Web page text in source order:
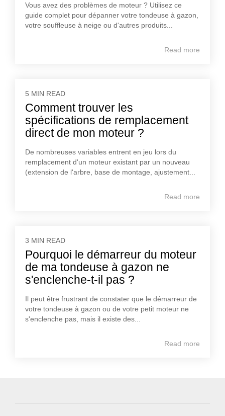
Vous avez des problèmes de moteur ? Utilisez ce
guide complet pour dépanner votre tondeuse à gazon,
votre souffleuse à neige ou d'autres produits...
Read more
5 MIN READ
Comment trouver les
spécifications de remplacement
direct de mon moteur ?
De nombreuses variables entrent en jeu lors du
remplacement d'un moteur existant par un nouveau
(extension de l'arbre, base de montage, ajustement...
Read more
3 MIN READ
Pourquoi le démarreur du moteur
de ma tondeuse à gazon ne
s'enclenche-t-il pas ?
Il peut être frustrant de constater que le démarreur de
votre tondeuse à gazon ou de votre petit moteur ne
s'enclenche pas, mais il existe des...
Read more